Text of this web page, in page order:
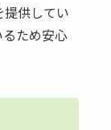
提供してい
ため安心